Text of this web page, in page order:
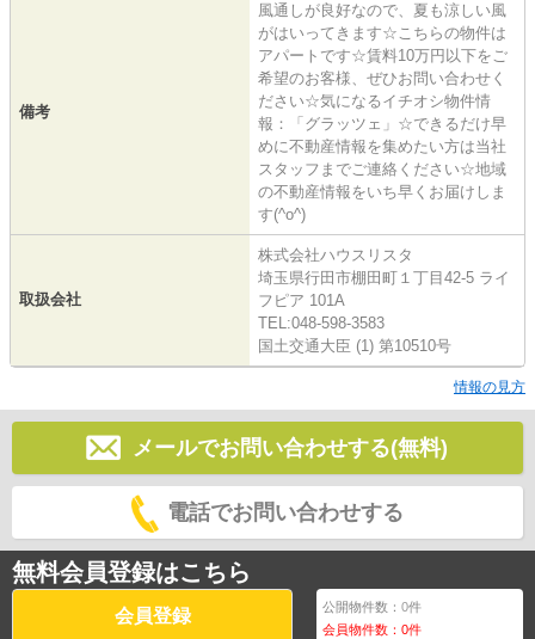
備考
風通しが良好なので、夏も涼しい風
がはいってきます☆こちらの物件は
アパートです☆賃料10万円以下をご
希望のお客様、ぜひお問い合わせく
ださい☆気になるイチオシ物件情
報：「グラッツェ」☆できるだけ早
めに不動産情報を集めたい方は当社
スタッフまでご連絡ください☆地域
の不動産情報をいち早くお届けしま
す(^o^)
取扱会社
株式会社ハウスリスタ
埼玉県行田市棚田町１丁目42-5 ライ
フピア 101A
TEL:048-598-3583
国土交通大臣 (1) 第10510号
情報の見方
メールでお問い合わせする(無料)
電話でお問い合わせする
無料会員登録はこちら
会員登録 公開物件数：0件
会員物件数：0件